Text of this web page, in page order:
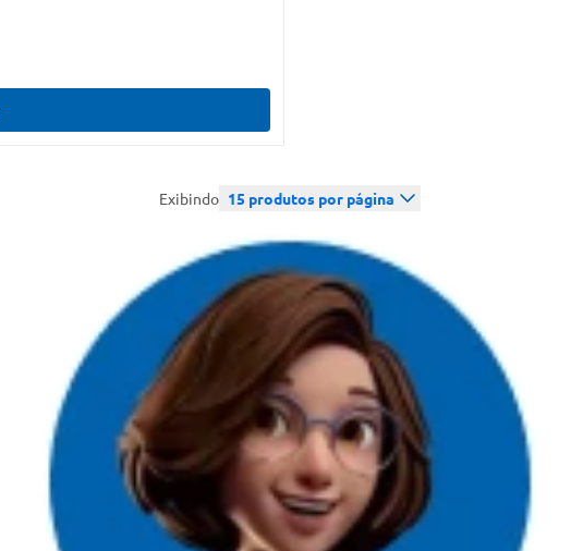
Exibindo 15 produtos por página